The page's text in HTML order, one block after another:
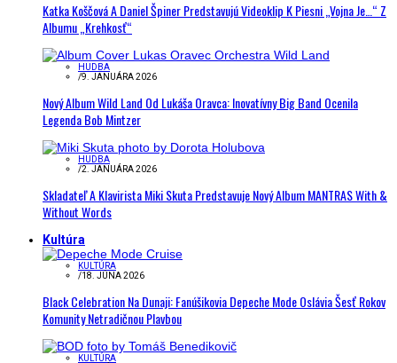
Katka Koščová A Daniel Špiner Predstavujú Videoklip K Piesni „Vojna Je…“ Z
Albumu „Krehkosť“
HUDBA
/9. JANUÁRA 2026
Nový Album Wild Land Od Lukáša Oravca: Inovatívny Big Band Ocenila
Legenda Bob Mintzer
HUDBA
/2. JANUÁRA 2026
Skladateľ A Klavirista Miki Skuta Predstavuje Nový Album MANTRAS With &
Without Words
Kultúra
KULTÚRA
/18. JÚNA 2026
Black Celebration Na Dunaji: Fanúšikovia Depeche Mode Oslávia Šesť Rokov
Komunity Netradičnou Plavbou
KULTÚRA